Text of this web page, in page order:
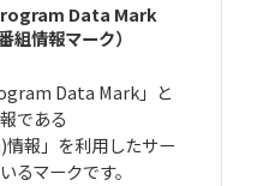
Data Mark
組情報マーク）
Data Mark」と
である
報」を利用したサー
るマークです。